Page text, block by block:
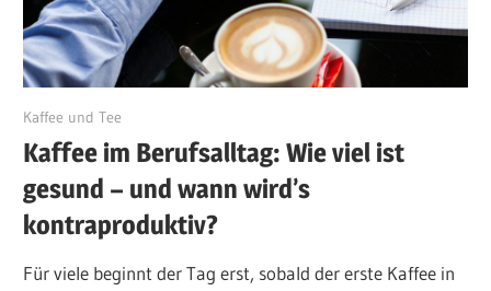
Juni 21, 2025
Kaffee und Tee
Kaffee im Berufsalltag: Wie viel ist
gesund – und wann wird’s
kontraproduktiv?
Für viele beginnt der Tag erst, sobald der erste Kaffee in